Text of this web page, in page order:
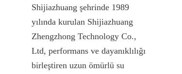
Shijiazhuang şehrinde 1989
yılında kurulan Shijiazhuang
Zhengzhong Technology Co.,
Ltd, performans ve dayanıklılığı
birleştiren uzun ömürlü su